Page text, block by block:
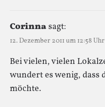
Corinnasagt:
12. Dezember 2011 um 12:58 Uhr
Bei vielen, vielen
wundert es wenig, dass
möchte.